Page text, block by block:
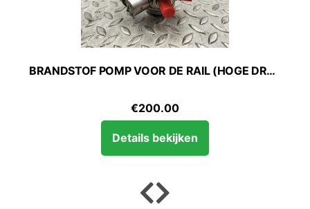
BRANDSTOF POMP VOOR DE RAIL (HOGE DRUK) BMW 3 SERIES 2018
€200.00
Details bekijken